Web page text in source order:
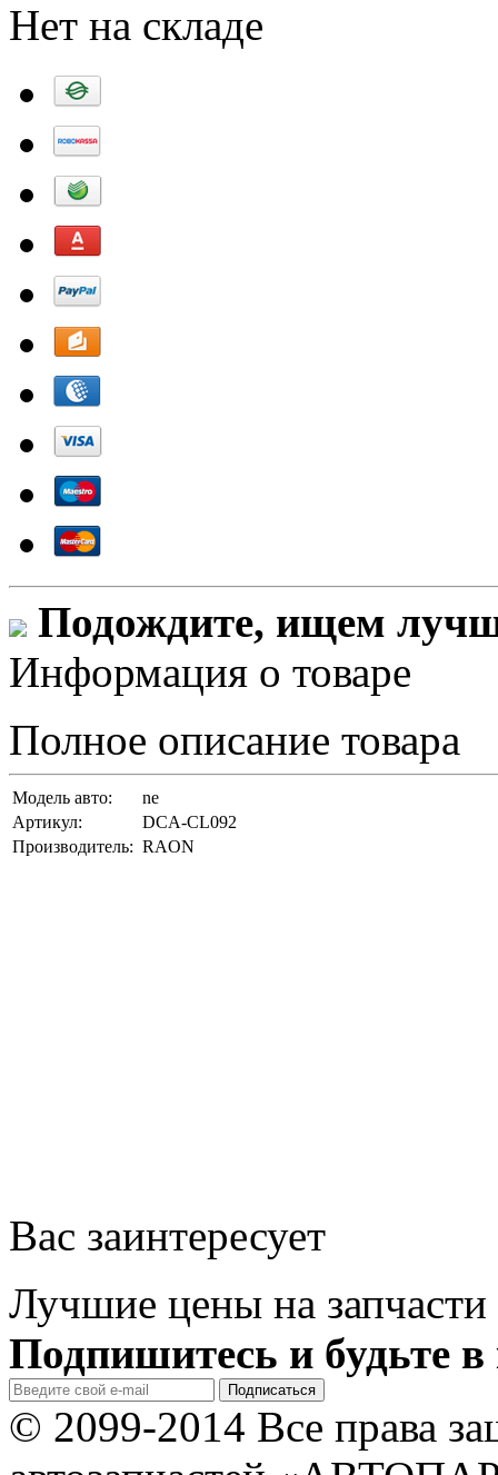
Нет на складе
Подождите, ищем
Информация о товаре
Полное описание товара
Модель авто:
ne
Артикул:
DCA-CL092
Производитель: RAON
Вас заинтересует
Лучшие цены на запчасти
Подпишитесь и будьте в
© 2099-2014 Все права